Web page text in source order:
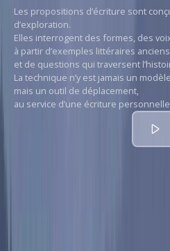
Les propositions d’écriture sont
d’exploration.
Elles interrogent des formes, des
à partir d’exemples littéraires
et de questions qui traversent
La technique n’y est jamais un
mais un outil de déplacement,
au service d’une écriture